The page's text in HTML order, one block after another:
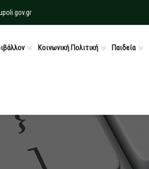
Κοινωνική Πολιτική Παιδεία